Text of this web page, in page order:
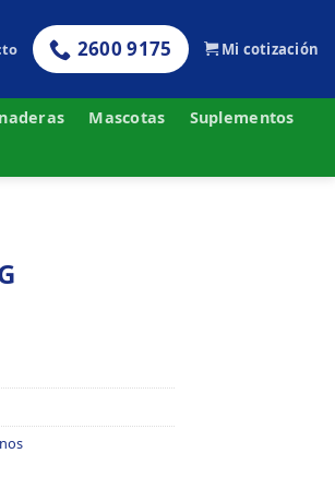
2600 9175 Mi cotización
Mascotas
Suplementos